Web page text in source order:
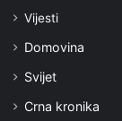
Vijesti
Domovina
Svijet
Crna kronika